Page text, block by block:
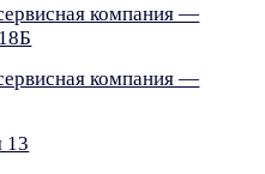
компания —
компания —
13